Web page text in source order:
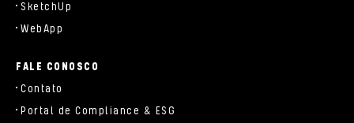
SketchUp
WebApp
FALE CONOSCO
Contato
Portal de Compliance & ESG